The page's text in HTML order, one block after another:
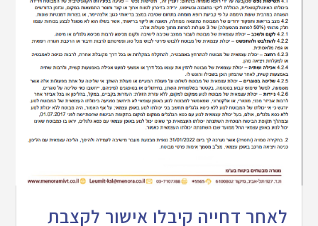
לאחר דחייה קיבלו אישור לקצבת